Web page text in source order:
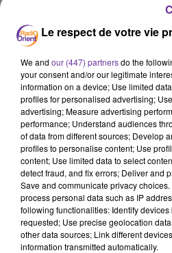
France Europe
Israël
États-Unis
12 mai 2026 - 11 min 26 sec
HANTAVIRUS : LECORNU
COOPÉRATION
ISRAÉLIENNES AU LIBAN
Nawal El-Hammouchi
Le respect de votre vie
We and our (447) partnersdo the
your consent and/or our legitimate
information on a device; Use limited
profiles for personalised advertising;
advertising; Measure advertising
performance; Understand audiences
of data from different sources; Develop
profiles to personalise content; Use
content; Use limited data to select
detect fraud, and fix errors; Deliver and
Save and communicate privacy
process personal data such as IP
following functionalities: Identify
requested; Use precise geolocation
other data sources; Link different
information transmitted automatically.